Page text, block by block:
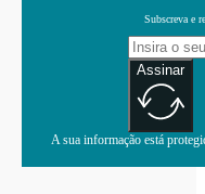
Subscreva e
Assinar
A sua informação está